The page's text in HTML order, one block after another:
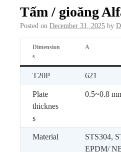
Tấm / gioăng
Posted on December 31, 2025 by
Dimension
s
A
T20P 621
Plate
thicknes
s
0.5~0.8
Material
STS304,
EPDM/